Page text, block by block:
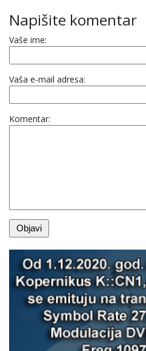
Napišite komentar
Vaše ime:
Vaša e-mail adresa:
Komentar: